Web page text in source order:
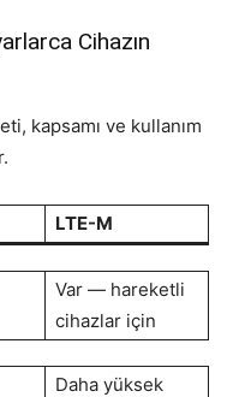
Cihazın
kapsamı ve kullanım
LTE-M
Var — hareketli
cihazlar için
Daha yüksek